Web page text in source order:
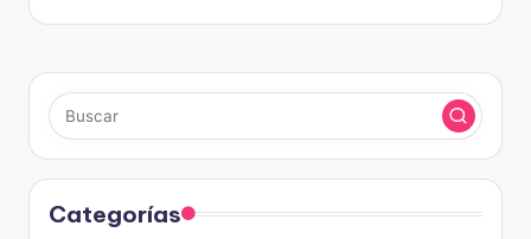
Categorías